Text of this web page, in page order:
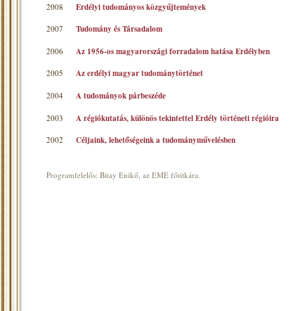
2008 Erdélyi tudományos közgyűjtemények
2007 Tudomány és Társadalom
2006 Az 1956-os magyarországi forradalom hatása Erdélyben
2005 Az erdélyi magyar tudománytörténet
2004 A tudományok párbeszéde
2003 A régiókutatás, különös tekintettel Erdély történeti régióira
2002 Céljaink, lehetőségeink a tudományművelésben
Programfelelős: Bitay Enikő, az EME főtitkára.